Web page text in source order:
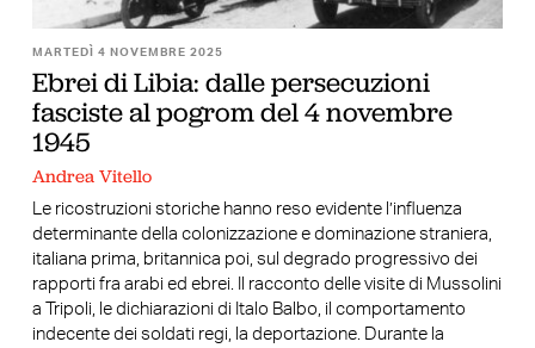
MARTEDÌ 4 NOVEMBRE 2025
Ebrei di Libia: dalle persecuzioni
fasciste al pogrom del 4 novembre
1945
Andrea Vitello
Le ricostruzioni storiche hanno reso evidente l’influenza
determinante della colonizzazione e dominazione straniera,
italiana prima, britannica poi, sul degrado progressivo dei
rapporti fra arabi ed ebrei. Il racconto delle visite di Mussolini
a Tripoli, le dichiarazioni di Italo Balbo, il comportamento
indecente dei soldati regi, la deportazione. Durante la